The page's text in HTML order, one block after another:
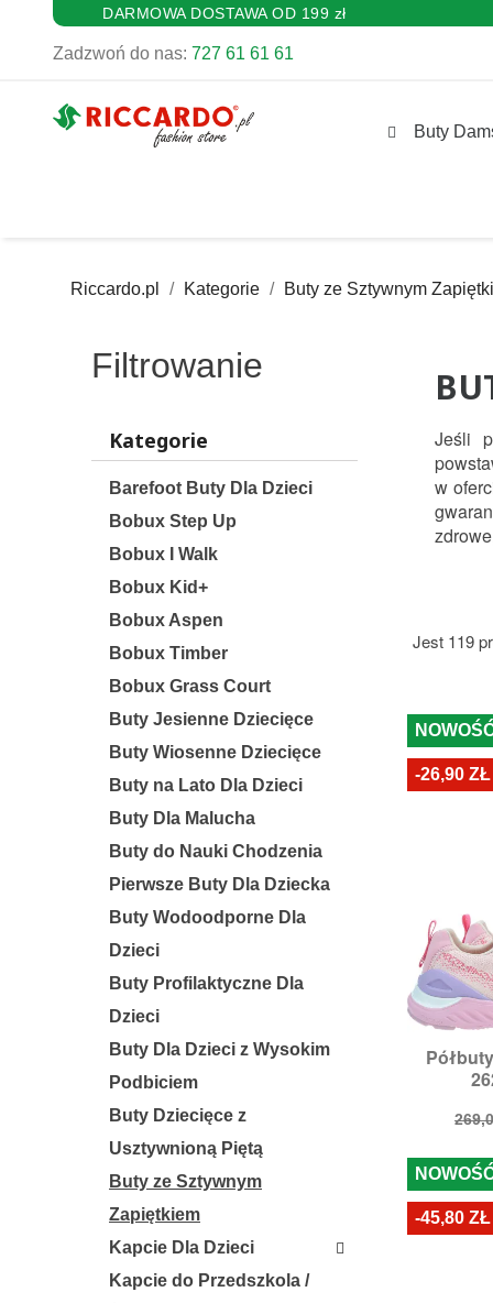
DARMOWA DOSTAWA OD 199 zł
Zadzwoń do nas: 727 61 61 61
Buty
Riccardo.pl Kategorie Buty ze Sztywnym
Filtrowanie
Kategorie
Barefoot Buty Dla Dzieci
Bobux Step Up
Bobux I Walk
Bobux Kid+
Bobux Aspen
Bobux Timber
Bobux Grass Court
Buty Jesienne Dziecięce
Buty Wiosenne Dziecięce
Buty na Lato Dla Dzieci
Buty Dla Malucha
Buty do Nauki Chodzenia
Pierwsze Buty Dla Dziecka
Buty Wodoodporne Dla
Dzieci
Buty Profilaktyczne Dla
Dzieci
Buty Dla Dzieci z Wysokim
Podbiciem
Buty Dziecięce z
Usztywnioną Piętą
Buty ze Sztywnym
Zapiętkiem
Kapcie Dla Dzieci
Kapcie do Przedszkola /
Jeśli
w
Jest 119

-26,90 ZŁ
-45,80 ZŁ